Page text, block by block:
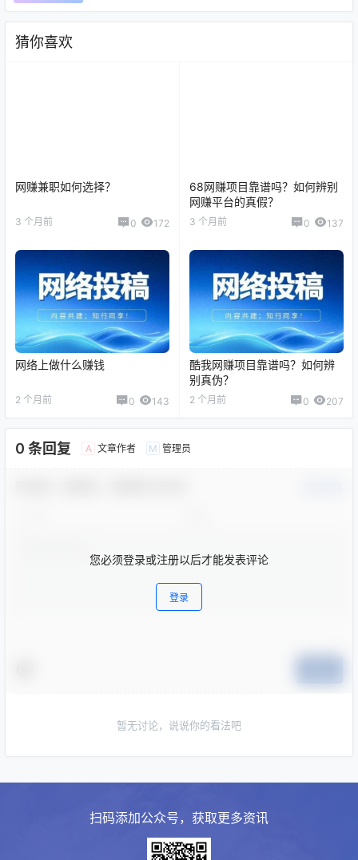
猜你喜欢
网赚兼职如何选择？
3 个月前 0 172
68网赚项目靠谱吗？如何辨别
网赚平台的真假？
3 个月前 0 137
网络上做什么赚钱
2 个月前 0 143
酷我网赚项目靠谱吗？如何辨
别真伪？
2 个月前 0 207
0 条回复 A 文章作者 M 管理员
您必须登录或注册以后才能发表评论
登录
暂无讨论，说说你的看法吧
扫码添加公众号，获取更多资讯